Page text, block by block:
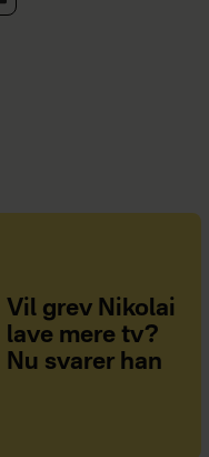
Vil grev Nikolai
lave mere tv?
Nu svarer han